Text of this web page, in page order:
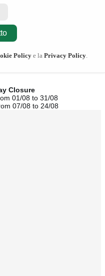
dal 01/08 al 31/08
Closure
01/08 to 31/08
07/08 to 24/08
Policye la Privacy Policy.